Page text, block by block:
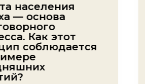
населения
— основа
Как этот
соблюдается